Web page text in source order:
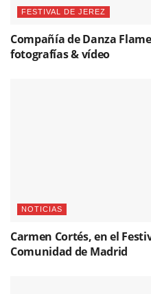
FESTIVAL DE JEREZ
Compañía de Danza
fotografías & vídeo
NOTICIAS
Carmen Cortés, en el
Comunidad de Madrid